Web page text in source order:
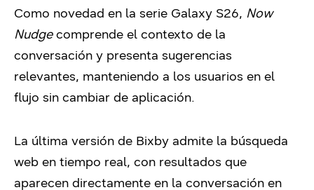
Como novedad en la serie Galaxy S26, Now
Nudgecomprende el contexto de la
conversación y presenta sugerencias
relevantes, manteniendo a los usuarios en el
flujo sin cambiar de aplicación.
La última versión de Bixby admite la búsqueda
web en tiempo real, con resultados que
aparecen directamente en la conversación en